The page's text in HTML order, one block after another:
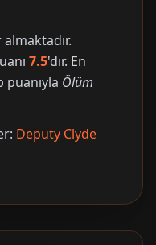
7.5'dır. En
puanıyla Ölüm
Deputy Clyde